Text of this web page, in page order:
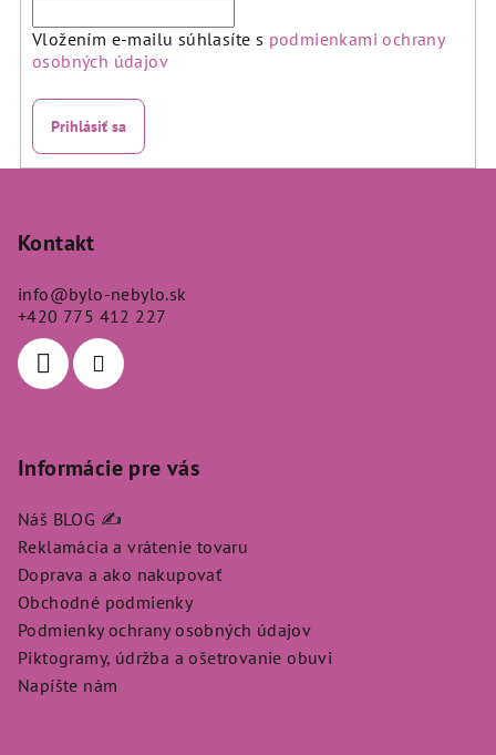
Vložením e-mailu súhlasíte s podmienkami ochrany
osobných údajov
Prihlásiť sa
Kontakt
info@bylo-nebylo.sk
+420 775 412 227
Informácie pre vás
Náš BLOG ✍️
Reklamácia a vrátenie tovaru
Doprava a ako nakupovať
Obchodné podmienky
Podmienky ochrany osobných údajov
Piktogramy, údržba a ošetrovanie obuvi
Napíšte nám